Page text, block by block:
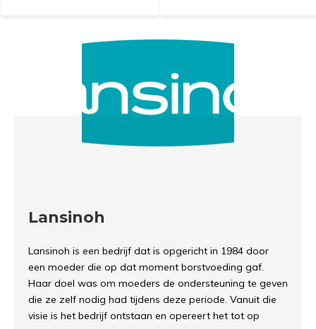
Lansinoh
Lansinoh is een bedrijf dat is opgericht in 1984 door
een moeder die op dat moment borstvoeding gaf.
Haar doel was om moeders de ondersteuning te geven
die ze zelf nodig had tijdens deze periode. Vanuit die
visie is het bedrijf ontstaan en opereert het tot op